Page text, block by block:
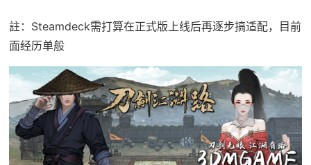
註：Steamdeck需打算在正式版上线后再逐步搞适配，目前
面经历单般